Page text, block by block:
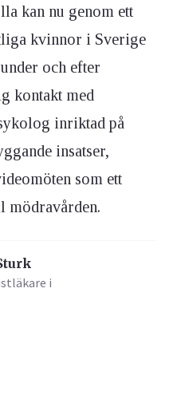
kan nu genom ett
kvinnor i Sverige
och efter
kontakt med
inriktad på
insatser,
som ett
mödravården.
i